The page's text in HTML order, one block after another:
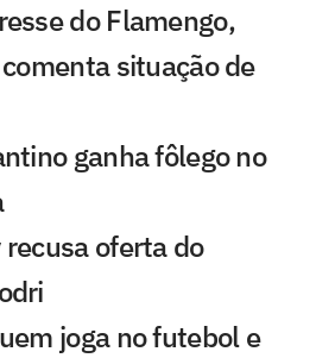
do Flamengo,
situação de
ganha fôlego no
oferta do
joga no futebol e